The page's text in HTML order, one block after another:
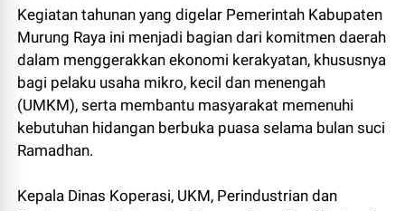
Kegiatan tahunan yang digelar Pemerintah Kabupaten
Murung Raya ini menjadi bagian dari komitmen daerah
dalam menggerakkan ekonomi kerakyatan, khususnya
bagi pelaku usaha mikro, kecil dan menengah
(UMKM), serta membantu masyarakat memenuhi
kebutuhan hidangan berbuka puasa selama bulan suci
Ramadhan.
Kepala Dinas Koperasi, UKM, Perindustrian dan